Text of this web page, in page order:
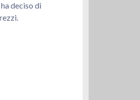
deciso di